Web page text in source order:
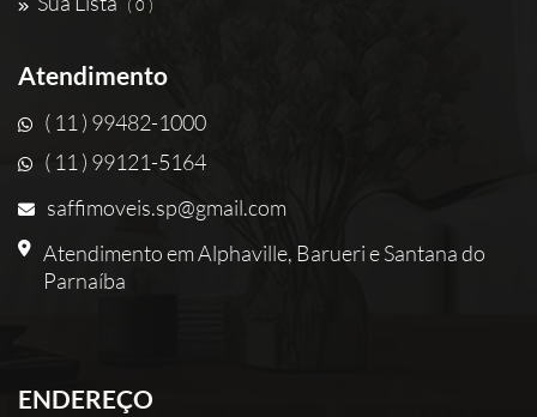
( 0 )
Atendimento
( 11 ) 99482-1000
( 11 ) 99121-5164
saffimoveis.sp@gmail.com
Atendimento em Alphaville, Barueri e Santana do
Parnaíba
ENDEREÇO